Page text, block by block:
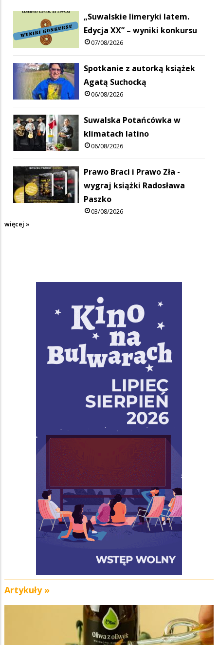
„Suwalskie limeryki latem.
Edycja XX” – wyniki konkursu
07/08/2026
Spotkanie z autorką książek
Agatą Suchocką
06/08/2026
Suwalska Potańcówka w
klimatach latino
06/08/2026
Prawo Braci i Prawo Zła -
wygraj książki Radosława
Paszko
03/08/2026
więcej »
Artykuły »